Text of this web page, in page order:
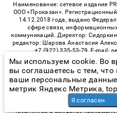
Наименование: сетевое издание
ООО «Проказан».
14.12.2018 года, выдано
сфере связи,
коммуникаций. Директор:
редактор: Шарова Анастасия
+7 (922) 335-53-79, E-mail:
«На информационном ресурсе
технологии (информационные
информации на основе сбора,
сведений, относящихся к
«Интернет», находящихся на
Федерации)». Правила
Мы используем cookie. Во
вы соглашаетесь с тем,
ваши персональные
метрик Яндекс Метрика,
Я согласен